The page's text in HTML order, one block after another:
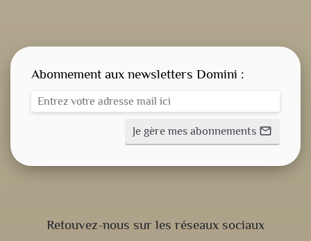
Retouvez-nous sur les réseaux sociaux
Abonnement aux newsletters Domini :
Je gère mes abonnements mail_outline